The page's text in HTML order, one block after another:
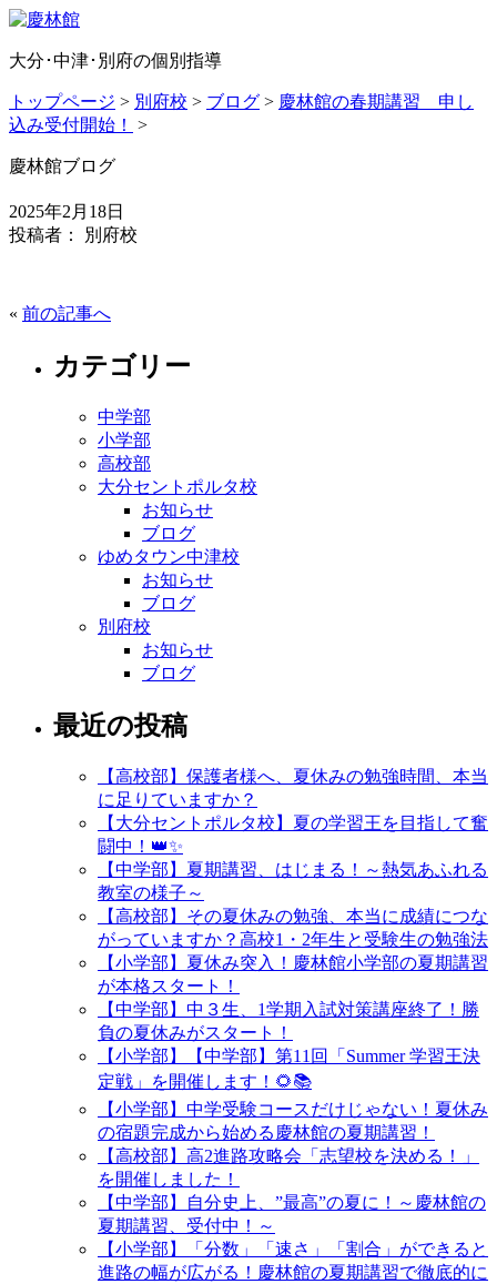
大分･中津･別府の個別指導
トップページ > 別府校 > ブログ > 慶林館の春期講習 申し
込み受付開始！
>
慶林館ブログ
2025年2月18日
投稿者： 別府校
« 前の記事へ
カテゴリー
中学部
小学部
高校部
大分セントポルタ校
お知らせ
ブログ
ゆめタウン中津校
お知らせ
ブログ
別府校
お知らせ
ブログ
最近の投稿
【高校部】保護者様へ、夏休みの勉強時間、本当
に足りていますか？
【大分セントポルタ校】夏の学習王を目指して奮
闘中！👑✨
【中学部】夏期講習、はじまる！～熱気あふれる
教室の様子～
【高校部】その夏休みの勉強、本当に成績につな
がっていますか？高校1・2年生と受験生の勉強法
【小学部】夏休み突入！慶林館小学部の夏期講習
が本格スタート！
【中学部】中３生、1学期入試対策講座終了！勝
負の夏休みがスタート！
【小学部】【中学部】第11回「Summer 学習王決
定戦」を開催します！🌻📚
【小学部】中学受験コースだけじゃない！夏休み
の宿題完成から始める慶林館の夏期講習！
【高校部】高2進路攻略会「志望校を決める！」
を開催しました！
【中学部】自分史上、”最高”の夏に！～慶林館の
夏期講習、受付中！～
【小学部】「分数」「速さ」「割合」ができると
進路の幅が広がる！慶林館の夏期講習で徹底的に